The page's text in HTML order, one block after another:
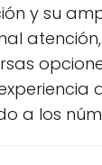
y su
a los